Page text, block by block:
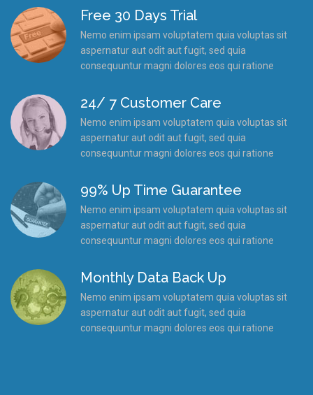
Free 30 Days Trial
Nemo enim ipsam voluptatem quia voluptas sit
aspernatur aut odit aut fugit, sed quia
consequuntur magni dolores eos qui ratione
24/ 7 Customer Care
Nemo enim ipsam voluptatem quia voluptas sit
aspernatur aut odit aut fugit, sed quia
consequuntur magni dolores eos qui ratione
99% Up Time Guarantee
Nemo enim ipsam voluptatem quia voluptas sit
aspernatur aut odit aut fugit, sed quia
consequuntur magni dolores eos qui ratione
Monthly Data Back Up
Nemo enim ipsam voluptatem quia voluptas sit
aspernatur aut odit aut fugit, sed quia
consequuntur magni dolores eos qui ratione